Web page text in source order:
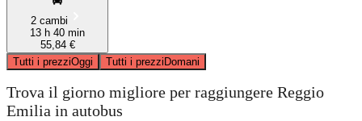
2 cambi
13 h 40 min
55,84 €
Tutti i prezziOggi Tutti i prezziDomani
Trova il giorno migliore per raggiungere Reggio
Emilia in autobus